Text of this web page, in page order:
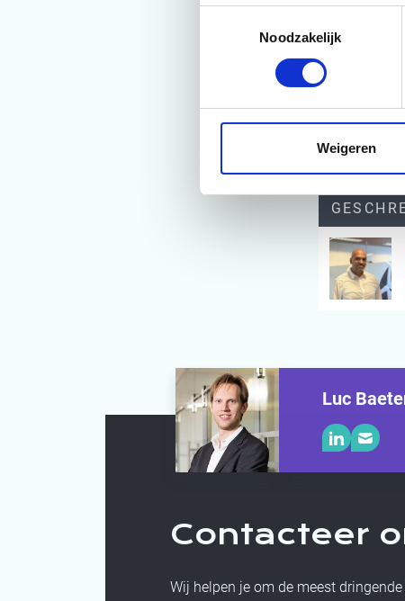
Noodzakelijk
Weigeren
van het
kunnen
Luc
Contacteer
Wij helpen je om de meest